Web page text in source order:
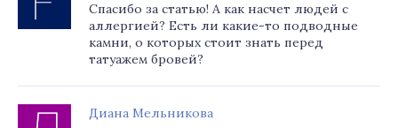
Спасибо за статью! А как насчет людей с
аллергией? Есть ли какие-то подводные
камни, о которых стоит знать перед
татуажем бровей?
Диана Мельникова